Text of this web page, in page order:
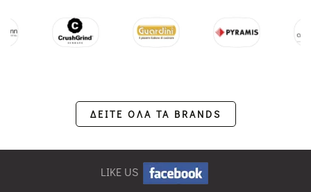
ΔΕΙΤΕ ΟΛΑ ΤΑ BRANDS
LIKE US